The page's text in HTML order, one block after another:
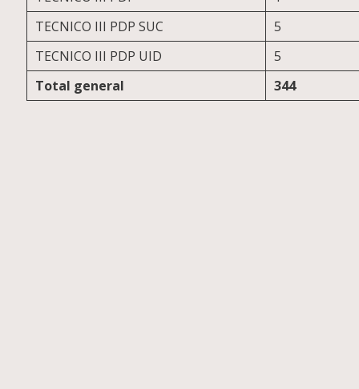
TECNICO III PDP SUC
5
TECNICO III PDP UID
5
Total general
344